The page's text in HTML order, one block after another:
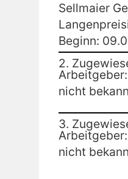
Sellmaier
Beginn:
2.
nicht
3.
nicht